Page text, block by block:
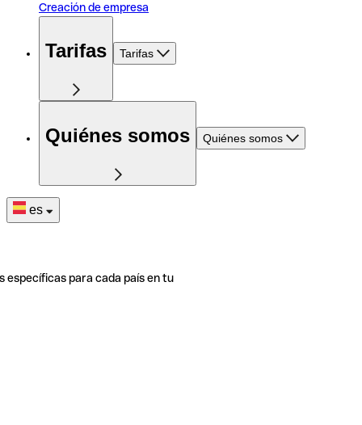
Creación de empresa
Tarifas Tarifas
Quiénes somos Quiénes somos
es
específicas para cada país en tu